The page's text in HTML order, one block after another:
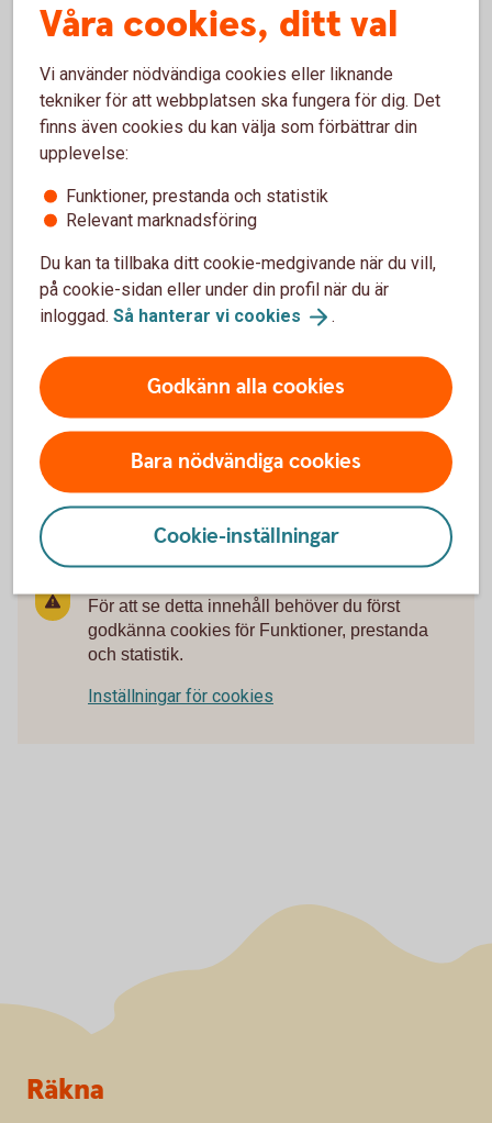
Hotell
Quality HotelGrand
Bokning medrabatt
Taxi
Taxi Borås
Varmt välkomnatill oss på
Sparbanken Sjuhärad!
För att se detta innehåll behöver du först
godkänna cookies för Funktioner, prestanda
och statistik.
Inställningar för cookies
Våra cookies, ditt val
Vi använder nödvändiga cookies eller liknande
tekniker för att webbplatsen ska fungera för dig. Det
finns även cookies du kan välja som förbättrar din
upplevelse:
Funktioner, prestanda och statistik
Relevant marknadsföring
Du kan ta tillbaka ditt cookie-medgivande när du vill,
på cookie-sidan eller under din profil när du är
inloggad. Så hanterar vi cookies .
Godkänn alla cookies
Bara nödvändiga cookies
Cookie-inställningar
Sidfot
Räkna